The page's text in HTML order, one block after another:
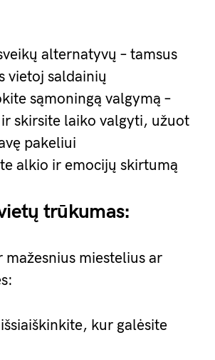
alternatyvų – tamsus
vietoj saldainių
sąmoningą valgymą –
skirsite laiko valgyti, užuot
pakeliui
alkio ir emocijų skirtumą
trūkumas:
mažesnius miestelius ar
kur galėsite